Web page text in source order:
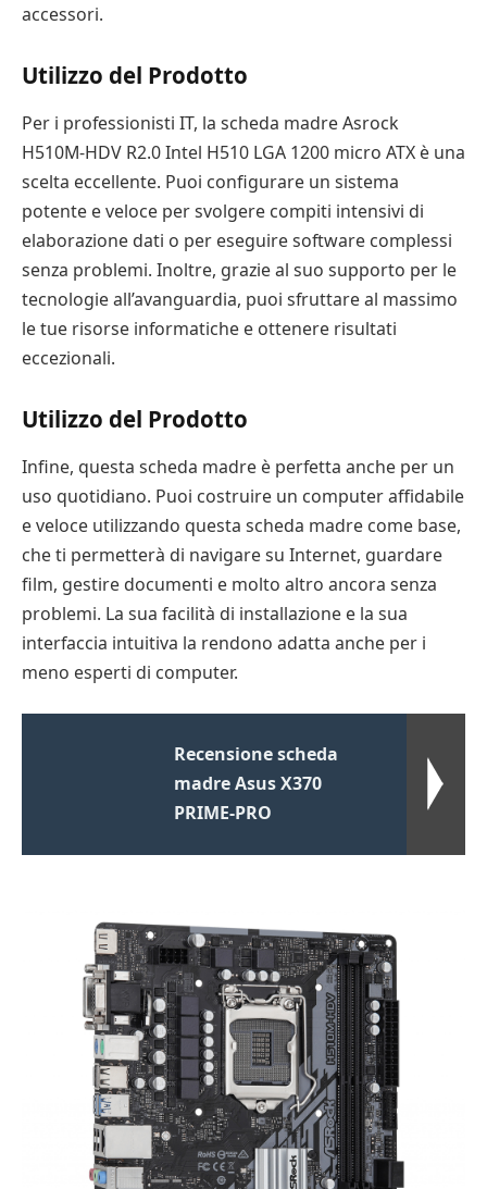
accessori.
Utilizzo del Prodotto
Per i professionisti IT, la scheda madre Asrock
H510M-HDV R2.0 Intel H510 LGA 1200 micro ATX è una
scelta eccellente. Puoi configurare un sistema
potente e veloce per svolgere compiti intensivi di
elaborazione dati o per eseguire software complessi
senza problemi. Inoltre, grazie al suo supporto per le
tecnologie all’avanguardia, puoi sfruttare al massimo
le tue risorse informatiche e ottenere risultati
eccezionali.
Utilizzo del Prodotto
Infine, questa scheda madre è perfetta anche per un
uso quotidiano. Puoi costruire un computer affidabile
e veloce utilizzando questa scheda madre come base,
che ti permetterà di navigare su Internet, guardare
film, gestire documenti e molto altro ancora senza
problemi. La sua facilità di installazione e la sua
interfaccia intuitiva la rendono adatta anche per i
meno esperti di computer.
Recensione scheda
madre Asus X370
PRIME-PRO